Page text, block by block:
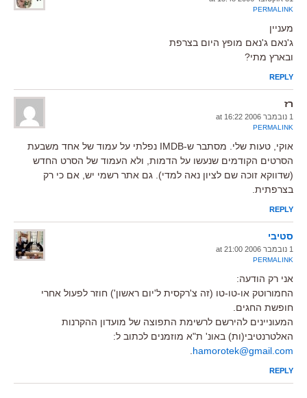
PERMALINK
מעניין
ג'נאם ג'נאם מופץ היום בצרפת
ובארץ מתי?
REPLY
רז
1 נובמבר 2006 at 16:22
PERMALINK
אוקי, טעות שלי. מסתבר ש-IMDB נפלתי על עמוד של אחד משבעת
הסרטים הקודמים שנעשו על הדמות, ולא העמוד של הסרט החדש
(שדווקא זוכה שם לציון נאה למדי). גם אתר רשמי יש, אם כי רק
בצרפתית.
REPLY
סטיבי
1 נובמבר 2006 at 21:00
PERMALINK
אני רק הודעה:
החמורוטק או-טו-טו (זה צ'רקסית ל'יום ראשון') חוזר לפעול אחרי
חופשת החגים.
המעוניינים להירשם לרשימת התפוצה של מועדון ההקרנות
האלטרנטיבי(ות) באונ' ת"א מוזמנים לכתוב ל:
hamorotek@gmail.com
REPLY